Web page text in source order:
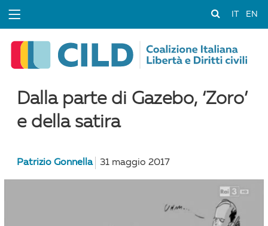
EN
Dalla parte di Gazebo, ‘Zoro’
e della satira
Patrizio Gonnella 31 maggio 2017